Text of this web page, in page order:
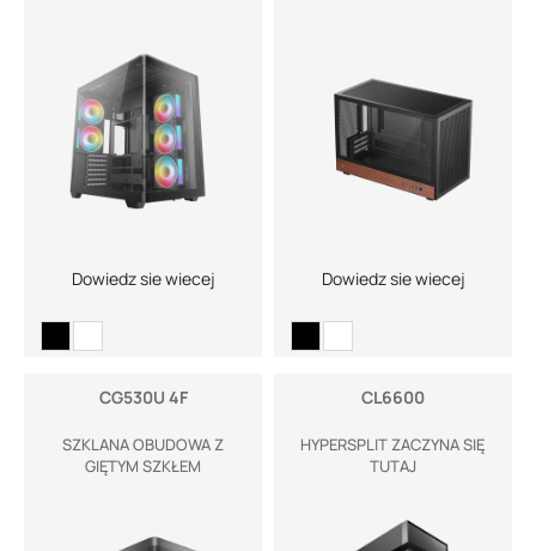
Dowiedz sie wiecej Dowiedz sie wiecej
CG530U 4F
SZKLANA OBUDOWA Z
GIĘTYM SZKŁEM
CL6600
HYPERSPLIT ZACZYNA SIĘ
TUTAJ